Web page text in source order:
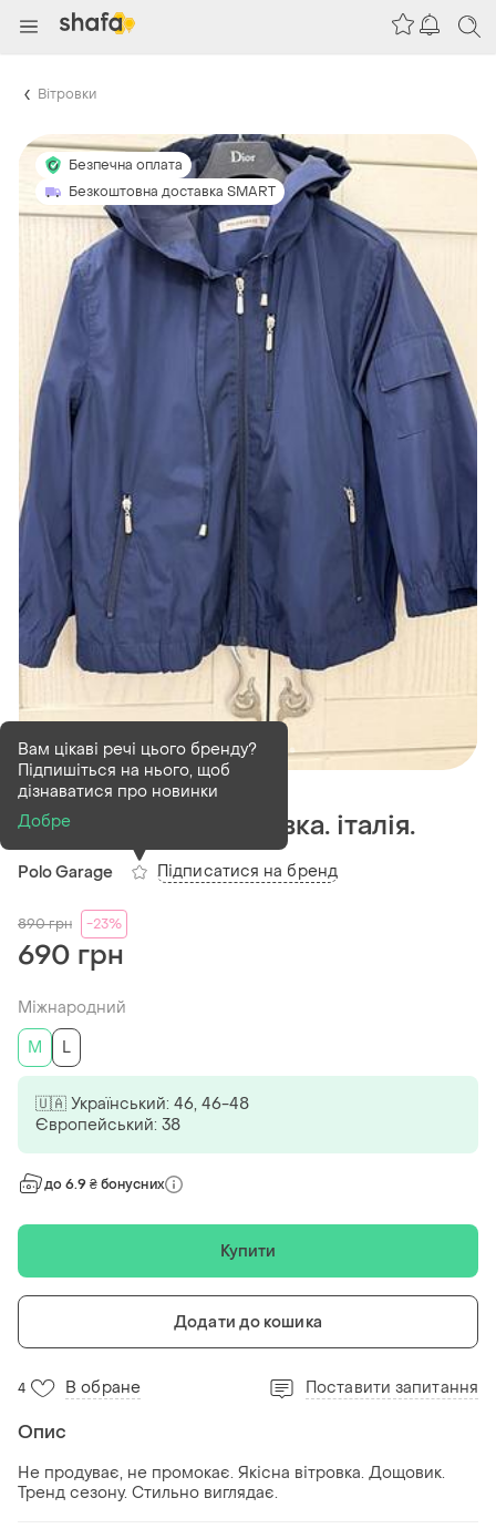
Вітровки
Безпечна оплата
Безкоштовна доставка SMART
В наявності1 шт
Дуже стильна вітровка. італія.
Polo Garage
Вам цікаві речі цього бренду?
Підпишіться на нього, щоб
дізнаватися про новинки
Добре
Підписатися на бренд
890грн -23%
690 грн
Міжнародний
M
L
🇺🇦 Український: 46, 46-48
Європейський: 38
до 6.9 ₴ бонусних
Купити
Додати до кошика
4 В обране Поставити запитання
Опис
Не продуває, не промокає. Якісна вітровка. Дощовик.
Тренд сезону. Стильно виглядає.